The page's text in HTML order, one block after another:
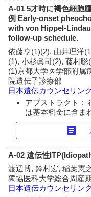
A-01 5才時に褐色細胞
例 Early-onset
with von Hippel-
follow-up schedule.
依藤亨(1)(2), 由井理洋
(1), 小杉眞司(2), 藤村
(1)京都大学医学部附属
院遺伝子診療部
日本遺伝カウンセリン
アブストラクト：
は基本料金に含ま
article
A-02 遺伝性
渡辺博, 鈴村宏, 稲葉憲
獨協医科大学総合周産
日本遺伝カウンセリン